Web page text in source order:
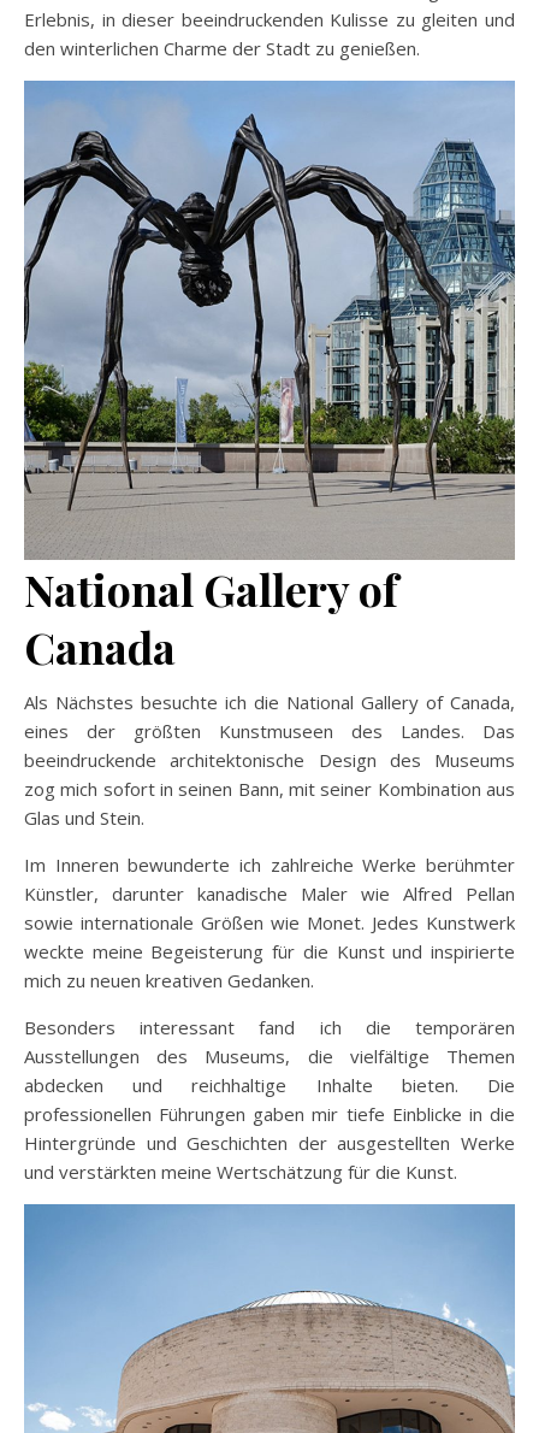
Erlebnis, in dieser beeindruckenden Kulisse zu gleiten und
den winterlichen Charme der Stadt zu genießen.
National Gallery of
Canada
Als Nächstes besuchte ich die National Gallery of Canada,
eines der größten Kunstmuseen des Landes. Das
beeindruckende architektonische Design des Museums
zog mich sofort in seinen Bann, mit seiner Kombination aus
Glas und Stein.
Im Inneren bewunderte ich zahlreiche Werke berühmter
Künstler, darunter kanadische Maler wie Alfred Pellan
sowie internationale Größen wie Monet. Jedes Kunstwerk
weckte meine Begeisterung für die Kunst und inspirierte
mich zu neuen kreativen Gedanken.
Besonders interessant fand ich die temporären
Ausstellungen des Museums, die vielfältige Themen
abdecken und reichhaltige Inhalte bieten. Die
professionellen Führungen gaben mir tiefe Einblicke in die
Hintergründe und Geschichten der ausgestellten Werke
und verstärkten meine Wertschätzung für die Kunst.